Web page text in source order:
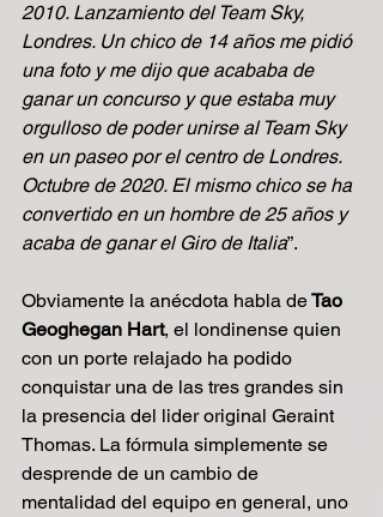
2010. Lanzamiento del Team Sky,
Londres. Un chico de 14 años me pidió
una foto y me dijo que acababa de
ganar un concurso y que estaba muy
orgulloso de poder unirse al Team Sky
en un paseo por el centro de Londres.
Octubre de 2020. El mismo chico se ha
convertido en un hombre de 25 años y
acaba de ganar el Giro de Italia”.
Obviamente la anécdota habla de Tao
Geoghegan Hart, el londinense quien
con un porte relajado ha podido
conquistar una de las tres grandes sin
la presencia del lider original Geraint
Thomas. La fórmula simplemente se
desprende de un cambio de
mentalidad del equipo en general, uno